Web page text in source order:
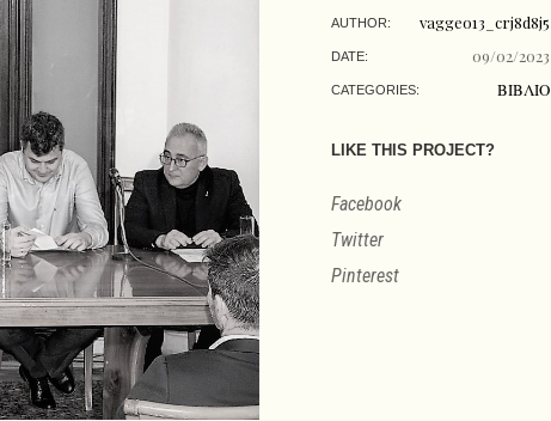
AUTHOR: vaggeo13_crj8d8j5
DATE: 09/02/2023
CATEGORIES: ΒΙΒΛΙΟ
LIKE THIS PROJECT?
Facebook
Twitter
Pinterest